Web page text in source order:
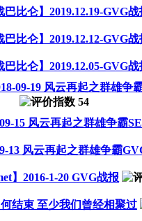
比仑】2019.12.19-GVG战
比仑】2019.12.12-GVG战
比仑】2019.12.05-GVG战
09-19 风云再起之群雄争
15 风云再起之群雄争霸
13 风云再起之群雄争霸
】2016-1-20 GVG战报
结束 至少我们曾经相聚过